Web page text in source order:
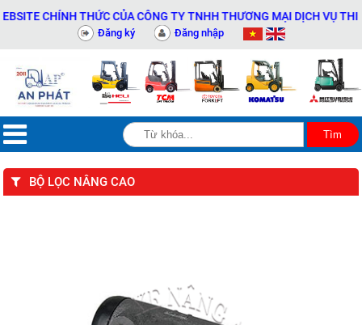
CHÍNH THỨC CỦA CÔNG TY TNHH THƯƠNG MẠI DỊCH VỤ THIẾT
Đăng ký Đăng nhập
BỘ LỌC NÂNG CAO